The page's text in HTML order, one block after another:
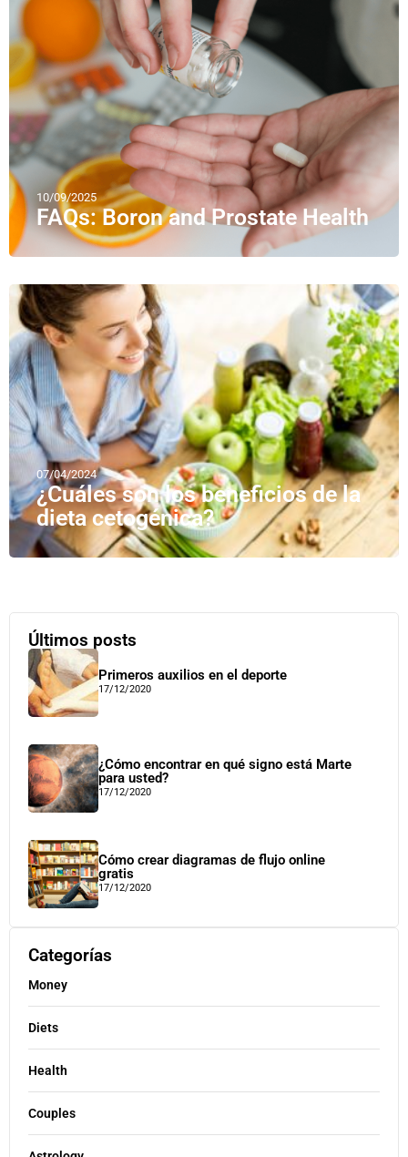
10/09/2025
FAQs: Boron and Prostate Health
07/04/2024
¿Cuáles son los beneficios de la
dieta cetogénica?
Últimos posts
Primeros auxilios en el deporte
17/12/2020
¿Cómo encontrar en qué signo está Marte
para usted?
17/12/2020
Cómo crear diagramas de flujo online
gratis
17/12/2020
Categorías
Money
Diets
Health
Couples